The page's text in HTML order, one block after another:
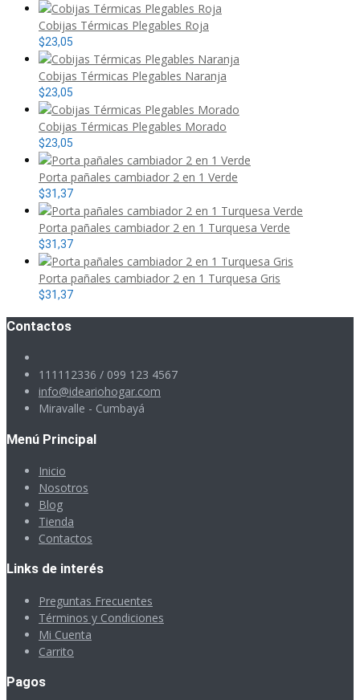
Cobijas Térmicas Plegables Roja
$23,05
Cobijas Térmicas Plegables Naranja
$23,05
Cobijas Térmicas Plegables Morado
$23,05
Porta pañales cambiador 2 en 1 Verde
$31,37
Porta pañales cambiador 2 en 1 Turquesa Verde
$31,37
Porta pañales cambiador 2 en 1 Turquesa Gris
$31,37
Contactos
111112336 / 099 123 4567
info@ideariohogar.com
Miravalle - Cumbayá
Menú Principal
Inicio
Nosotros
Blog
Tienda
Contactos
Links de interés
Preguntas Frecuentes
Términos y Condiciones
Mi Cuenta
Carrito
Pagos